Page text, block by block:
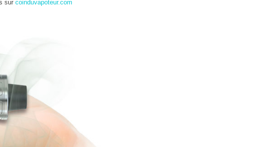
sur coinduvapoteur.com